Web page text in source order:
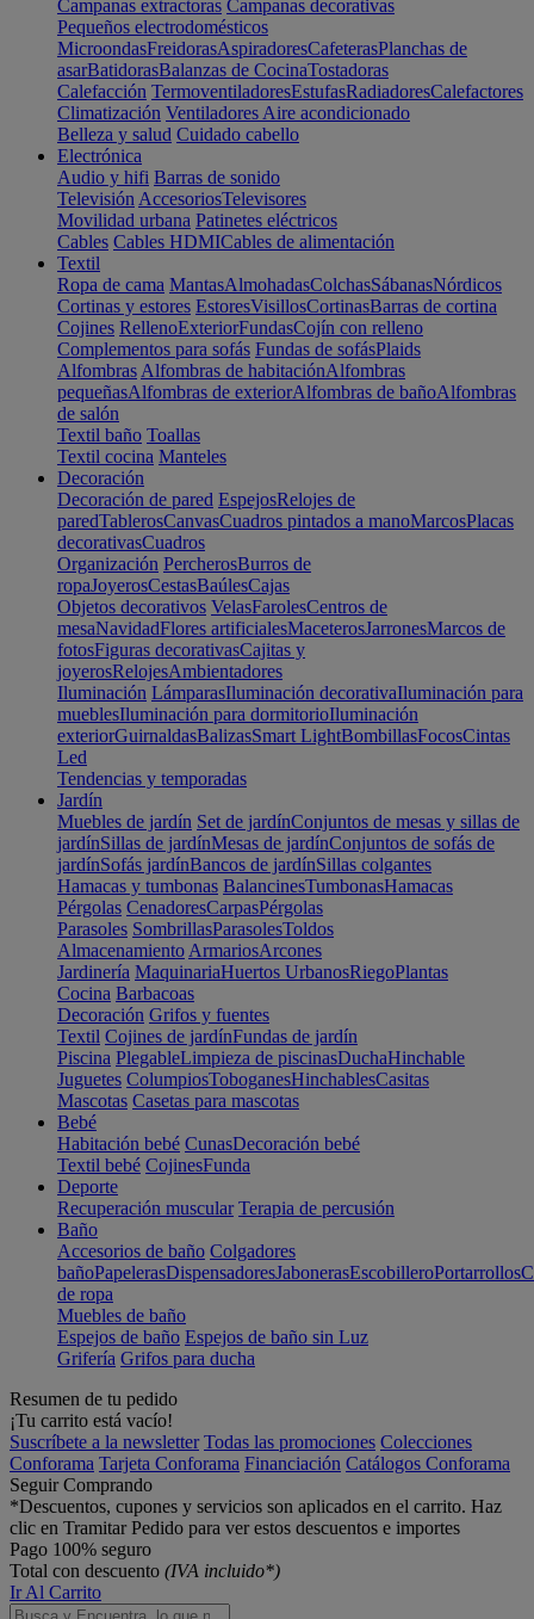
Campanas extractoras Campanas decorativas
Pequeños electrodomésticos
MicroondasFreidorasAspiradoresCafeterasPlanchas de
asarBatidorasBalanzas de CocinaTostadoras
Calefacción TermoventiladoresEstufasRadiadoresCalefactores
Climatización Ventiladores Aire acondicionado
Belleza y salud Cuidado cabello
Electrónica
Audio y hifi Barras de sonido
Televisión AccesoriosTelevisores
Movilidad urbana Patinetes eléctricos
Cables Cables HDMICables de alimentación
Textil
Ropa de cama MantasAlmohadasColchasSábanasNórdicos
Cortinas y estores EstoresVisillosCortinasBarras de cortina
Cojines RellenoExteriorFundasCojín con relleno
Complementos para sofás Fundas de sofásPlaids
Alfombras Alfombras de habitaciónAlfombras
pequeñasAlfombras de exteriorAlfombras de bañoAlfombras
de salón
Textil baño Toallas
Textil cocina Manteles
Decoración
Decoración de pared EspejosRelojes de
paredTablerosCanvasCuadros pintados a manoMarcosPlacas
decorativasCuadros
Organización PercherosBurros de
ropaJoyerosCestasBaúlesCajas
Objetos decorativos VelasFarolesCentros de
mesaNavidadFlores artificialesMaceterosJarronesMarcos de
fotosFiguras decorativasCajitas y
joyerosRelojesAmbientadores
Iluminación LámparasIluminación decorativaIluminación para
mueblesIluminación para dormitorioIluminación
exteriorGuirnaldasBalizasSmart LightBombillasFocosCintas
Led
Tendencias y temporadas
Jardín
Muebles de jardín Set de jardínConjuntos de mesas y sillas de
jardínSillas de jardínMesas de jardínConjuntos de sofás de
jardínSofás jardínBancos de jardínSillas colgantes
Hamacas y tumbonas BalancinesTumbonasHamacas
Pérgolas CenadoresCarpasPérgolas
Parasoles SombrillasParasolesToldos
Almacenamiento ArmariosArcones
Jardinería MaquinariaHuertos UrbanosRiegoPlantas
Cocina Barbacoas
Decoración Grifos y fuentes
Textil Cojines de jardínFundas de jardín
Piscina PlegableLimpieza de piscinasDuchaHinchable
Juguetes ColumpiosToboganesHinchablesCasitas
Mascotas Casetas para mascotas
Bebé
Habitación bebé CunasDecoración bebé
Textil bebé CojinesFunda
Deporte
Recuperación muscular Terapia de percusión
Baño
Accesorios de baño Colgadores
bañoPapelerasDispensadoresJabonerasEscobilleroPortarrollos
de ropa
Muebles de baño
Espejos de baño Espejos de baño sin Luz
Grifería Grifos para ducha
Resumen de tu pedido
¡Tu carrito está vacío!
Suscríbete a la newsletter Todas las promociones Colecciones
Conforama Tarjeta Conforama Financiación Catálogos Conforama
Seguir Comprando
*Descuentos, cupones y servicios son aplicados en el carrito. Haz
clic en Tramitar Pedido para ver estos descuentos e importes
Pago 100% seguro
Total con descuento (IVA incluido*)
Ir Al Carrito